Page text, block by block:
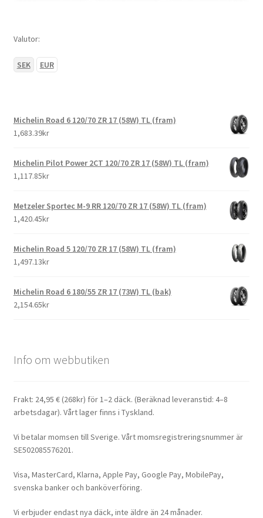
Valutor:
SEK EUR
Michelin Road 6 120/70 ZR 17 (58W) TL (fram)
1,683.39kr
Michelin Pilot Power 2CT 120/70 ZR 17 (58W) TL (fram)
1,117.85kr
Metzeler Sportec M-9 RR 120/70 ZR 17 (58W) TL (fram)
1,420.45kr
Michelin Road 5 120/70 ZR 17 (58W) TL (fram)
1,497.13kr
Michelin Road 6 180/55 ZR 17 (73W) TL (bak)
2,154.65kr
Info om webbutiken
Frakt: 24,95 € (268kr) för 1–2 däck. (Beräknad leveranstid: 4–8
arbetsdagar). Vårt lager finns i Tyskland.
Vi betalar momsen till Sverige. Vårt momsregistreringsnummer är
SE502085576201.
Visa, MasterCard, Klarna, Apple Pay, Google Pay, MobilePay,
svenska banker och banköverföring.
Vi erbjuder endast nya däck, inte äldre än 24 månader.